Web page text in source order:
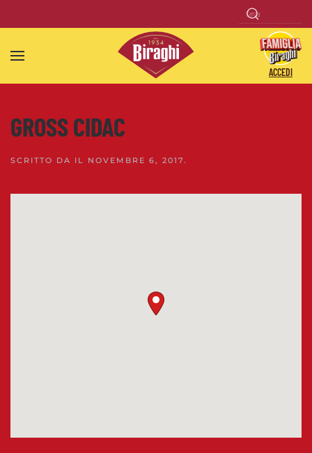
Skip to main content
ACCEDI
GROSS CIDAC
SCRITTO DA IL NOVEMBRE 6, 2017.